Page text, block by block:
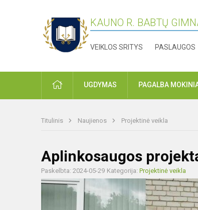
KAUNO R. BABTŲ
VEIKLOS SRITYS PASLAUGOS
PRADŽIAUGDYMAS PAGALBA
Titulinis Naujienos Projektinė veikla
Aplinkosaugos
Paskelbta: 2024-05-29 Kategorija: Projektinė veikla